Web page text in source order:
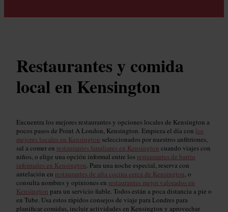
Restaurantes y comida
local en Kensington
Encuentra los mejores restaurantes y opciones locales de Kensington a
pocos pasos de Point A London, Kensington. Empieza el día con los
mejores locales en Kensington seleccionados por nuestros anfitriones,
sal a comer en restaurantes familiares en Kensington cuando viajes con
niños, o elige una opción informal entre los restaurantes de barrio
informales en Kensington. Para una noche especial, reserva con
antelación en restaurantes de alta cocina cerca de Kensington, o
consulta nombres y opiniones en restaurantes mejor valorados en
Kensington para un servicio fiable. Todos están a poca distancia a pie o
en Tube. Usa estos rápidos consejos de viaje para Londres para
planificar comidas, incluir actividades en Kensington y aprovechar